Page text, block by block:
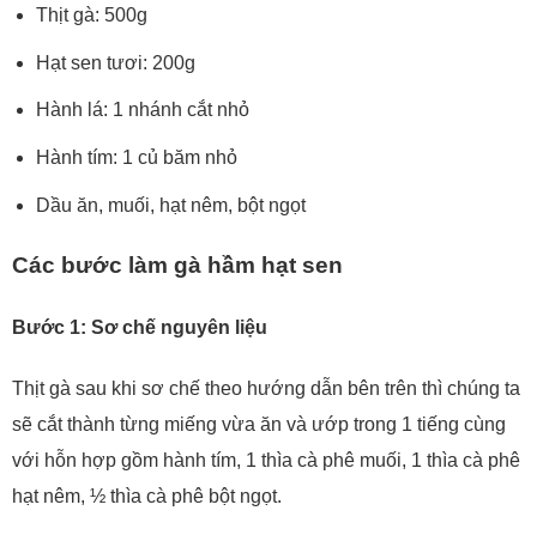
Thịt gà: 500g
Hạt sen tươi: 200g
Hành lá: 1 nhánh cắt nhỏ
Hành tím: 1 củ băm nhỏ
Dầu ăn, muối, hạt nêm, bột ngọt
Các bước làm gà hầm hạt sen
Bước 1: Sơ chế nguyên liệu
Thịt gà sau khi sơ chế theo hướng dẫn bên trên thì chúng ta
sẽ cắt thành từng miếng vừa ăn và ướp trong 1 tiếng cùng
với hỗn hợp gồm hành tím, 1 thìa cà phê muối, 1 thìa cà phê
hạt nêm, ½ thìa cà phê bột ngọt.